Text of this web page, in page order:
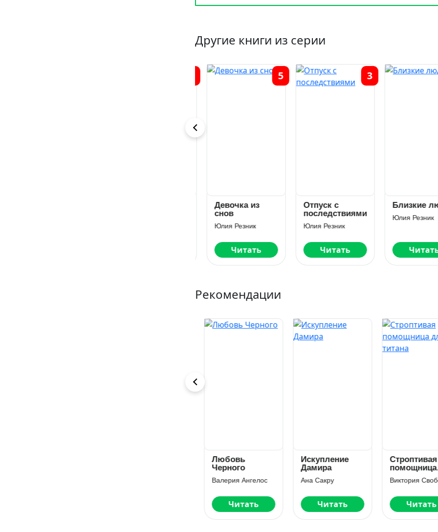
Другие книги из серии
Девочка из
снов
Юлия Резник
Читать
5
Отпуск с
последствиями
Юлия Резник
Читать
Близкие
Юлия Резник
Читать
Рекомендации
Любовь
Черного
Валерия Ангелос
Читать
Искупление
Дамира
Ана Сакру
Читать
Строптивая
помощница
для титана
Читать